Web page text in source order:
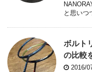
と思いつ
ボルト
の比較
2016/